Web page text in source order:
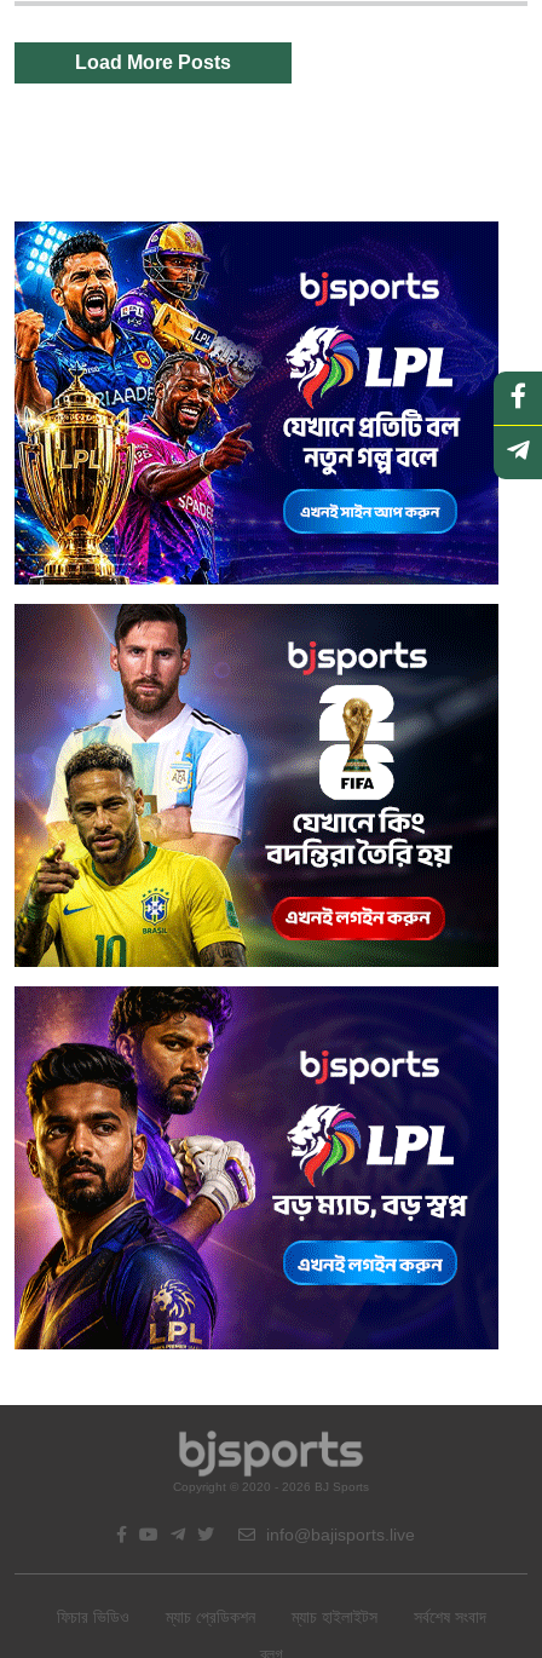
Load More Posts
Copyright © 2020 - 2026 BJ Sports
info@bajisports.live
ফিচার ভিডিও ম্যাচ প্রেডিকশন ম্যাচ হাইলাইটস
সর্বশেষ সংবাদ